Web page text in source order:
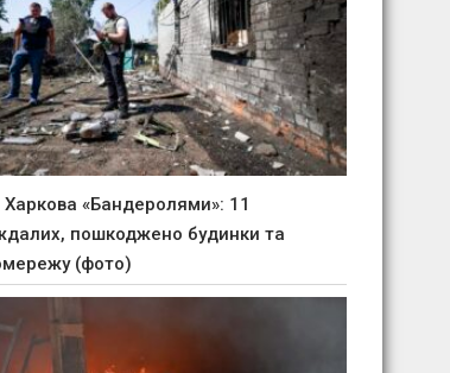
Харкова «Бандеролями»: 11
пошкоджено будинки та
(фото)